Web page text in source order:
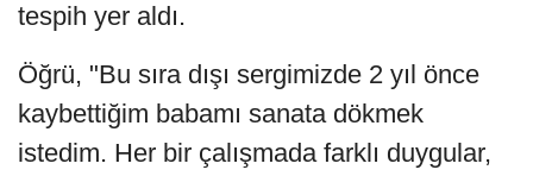
tespih yer aldı.
Öğrü, "Bu sıra dışı sergimizde 2 yıl önce
kaybettiğim babamı sanata dökmek
istedim. Her bir çalışmada farklı duygular,